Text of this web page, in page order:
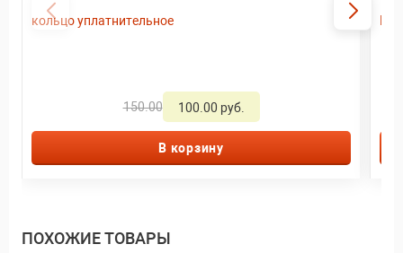
кольцо уплатнительное
150.00 100.00 руб.
В корзину
ПОХОЖИЕ ТОВАРЫ